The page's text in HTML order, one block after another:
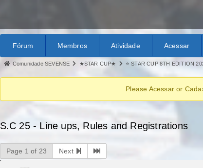
Fórum Membros Atividade Acessar
Comunidade SEVENSE ★STAR CUP★ ⭐ STAR CUP 8TH EDITION
Please Acessar or
S.C 25 - Line ups, Rules and Registrations
Page 1 of 23 Next